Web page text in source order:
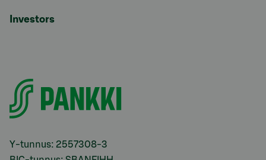
Investors
Y-tunnus: 2557308-3